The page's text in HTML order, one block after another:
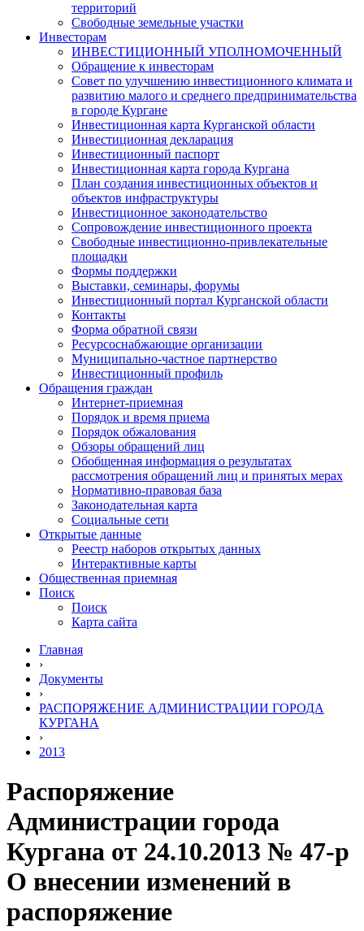
территорий
Свободные земельные участки
Инвесторам
ИНВЕСТИЦИОННЫЙ УПОЛНОМОЧЕННЫЙ
Обращение к инвесторам
Совет по улучшению инвестиционного климата и
развитию малого и среднего предпринимательства
в городе Кургане
Инвестиционная карта Курганской области
Инвестиционная декларация
Инвестиционный паспорт
Инвестиционная карта города Кургана
План создания инвестиционных объектов и
объектов инфраструктуры
Инвестиционное законодательство
Сопровождение инвестиционного проекта
Свободные инвестиционно-привлекательные
площадки
Формы поддержки
Выставки, семинары, форумы
Инвестиционный портал Курганской области
Контакты
Форма обратной связи
Ресурсоснабжающие организации
Муниципально-частное партнерство
Инвестиционный профиль
Обращения граждан
Интернет-приемная
Порядок и время приема
Порядок обжалования
Обзоры обращений лиц
Обобщенная информация о результатах
рассмотрения обращений лиц и принятых мерах
Нормативно-правовая база
Законодательная карта
Социальные сети
Открытые данные
Реестр наборов открытых данных
Интерактивные карты
Общественная приемная
Поиск
Поиск
Карта сайта
Главная
›
Документы
›
РАСПОРЯЖЕНИЕ АДМИНИСТРАЦИИ ГОРОДА
КУРГАНА
›
2013
Распоряжение
Администрации города
Кургана от 24.10.2013 № 47-р
О внесении изменений в
распоряжение